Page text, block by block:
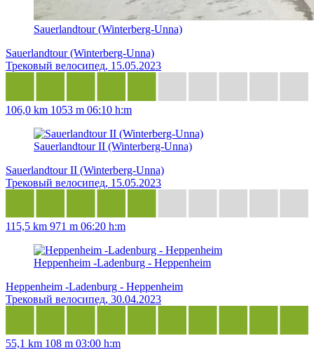
Sauerlandtour (Winterberg-Unna)
Sauerlandtour (Winterberg-Unna)
Трековый велосипед, 15.05.2023
106,0 km 1053 m 06:10 h:m
Sauerlandtour II (Winterberg-Unna)
Sauerlandtour II (Winterberg-Unna)
Трековый велосипед, 15.05.2023
115,5 km 971 m 06:20 h:m
Heppenheim -Ladenburg - Heppenheim
Heppenheim -Ladenburg - Heppenheim
Трековый велосипед, 30.04.2023
55,1 km 108 m 03:00 h:m